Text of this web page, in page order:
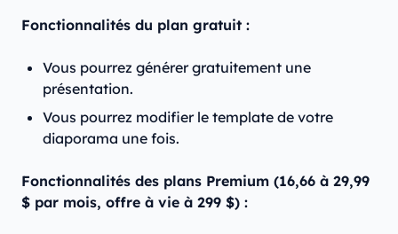
Fonctionnalités du plan gratuit :
Vous pourrez générer gratuitement une
présentation.
Vous pourrez modifier le template de votre
diaporama une fois.
Fonctionnalités des plans Premium (16,66 à 29,99
$ par mois, offre à vie à 299 $) :